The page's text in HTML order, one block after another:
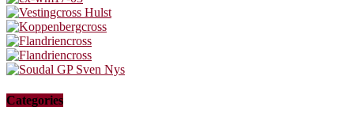
Categories